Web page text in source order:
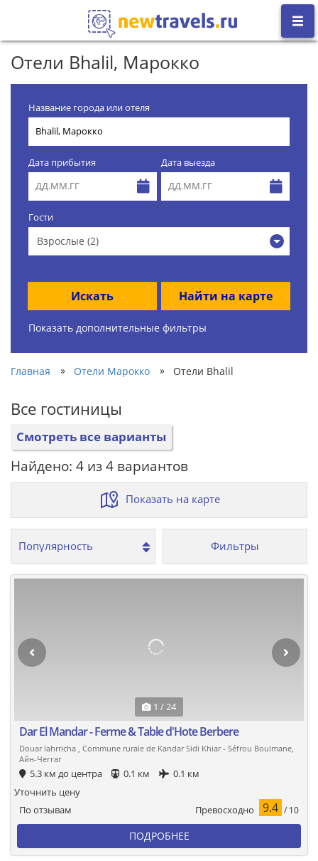
Отели Bhalil, Марокко
Название города или отеля
Дата прибытия Дата выезда
Гости
Взрослые (2)
Искать Найти на карте
Показать дополнительные фильтры
Главная » Отели Марокко » Отели Bhalil
Все гостиницы
Смотреть все варианты
Найдено: 4 из 4 вариантов
Показать на карте
Фильтры
1 / 24
Dar El Mandar - Ferme & Table d'Hote Berbere
Douar lahrricha , Commune rurale de Kandar Sidi Khiar - Séfrou Boulmane,
Айн-Чеггаг
5.3 км до центра 0.1 км 0.1 км
По отзывам Превосходно 9.4 / 10
Уточнить цену
ПОДРОБНЕЕ